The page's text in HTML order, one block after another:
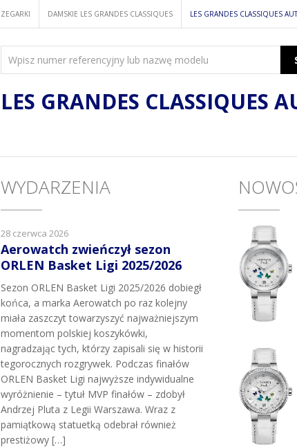
ZEGARKI DAMSKIE LES GRANDES CLASSIQUES LES GRANDES CLASSIQUES
LES GRANDES CLASSIQUES
WYDARZENIA
28 czerwca 2026
Aerowatch zwieńczył sezon
ORLEN Basket Ligi 2025/2026
Sezon ORLEN Basket Ligi 2025/2026 dobiegł
końca, a marka Aerowatch po raz kolejny
miała zaszczyt towarzyszyć najważniejszym
momentom polskiej koszykówki,
nagradzając tych, którzy zapisali się w historii
tegorocznych rozgrywek. Podczas finałów
ORLEN Basket Ligi najwyższe indywidualne
wyróżnienie – tytuł MVP finałów – zdobył
Andrzej Pluta z Legii Warszawa. Wraz z
pamiątkową statuetką odebrał również
prestiżowy […]